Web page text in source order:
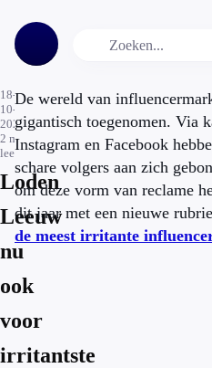
18-
10-
2021
2 min.
leestijd
Loden
Leeuw
nu
ook
voor
irritantste
De wereld van
gigantisch toegenomen. Via
Instagram en Facebook
schare volgers aan zich
om deze vorm van reclame
dit jaar met een nieuwe
de meest irritante